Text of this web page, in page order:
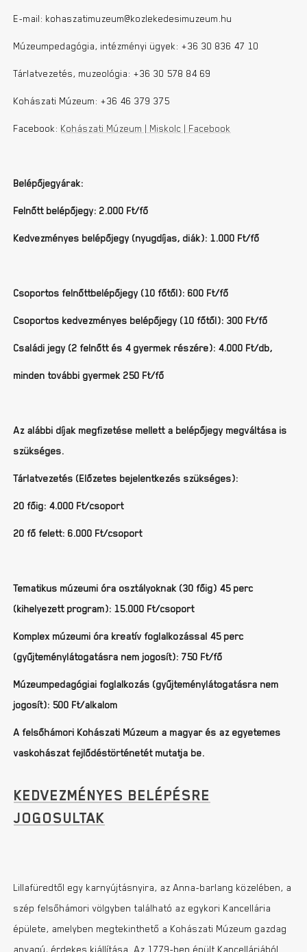
E-mail: kohaszatimuzeum@kozlekedesimuzeum.hu
Múzeumpedagógia, intézményi ügyek: +36 30 836 47 10
Tárlatvezetés, muzeológia: +36 30 578 84 69
Kohászati Múzeum: +36 46 379 375
Facebook: Kohászati Múzeum | Miskolc | Facebook
Belépőjegyárak:
Felnőtt belépőjegy: 2.000 Ft/fő
Kedvezményes belépőjegy (nyugdíjas, diák): 1.000 Ft/fő
Csoportos felnőttbelépőjegy (10 főtől): 600 Ft/fő
Csoportos kedvezményes belépőjegy (10 főtől): 300 Ft/fő
Családi jegy (2 felnőtt és 4 gyermek részére): 4.000 Ft/db,
minden további gyermek 250 Ft/fő
Az alábbi díjak megfizetése mellett a belépőjegy megváltása is
szükséges.
Tárlatvezetés (Előzetes bejelentkezés szükséges):
20 főig: 4.000 Ft/csoport
20 fő felett: 6.000 Ft/csoport
Tematikus múzeumi óra osztályoknak (30 főig) 45 perc
(kihelyezett program): 15.000 Ft/csoport
Komplex múzeumi óra kreatív foglalkozással 45 perc
(gyűjteménylátogatásra nem jogosít): 750 Ft/fő
Múzeumpedagógiai foglalkozás (gyűjteménylátogatásra nem
jogosít): 500 Ft/alkalom
A felsőhámori Kohászati Múzeum a magyar és az egyetemes
vaskohászat fejlődéstörténetét mutatja be.
KEDVEZMÉNYES BELÉPÉSRE
JOGOSULTAK
Lillafüredtől egy karnyújtásnyira, az Anna-barlang közelében, a
szép felsőhámori völgyben található az egykori Kancellária
épülete, amelyben megtekinthető a Kohászati Múzeum gazdag
anyagú, érdekes kiállítása. Az 1779-ben épült Kancelláriából